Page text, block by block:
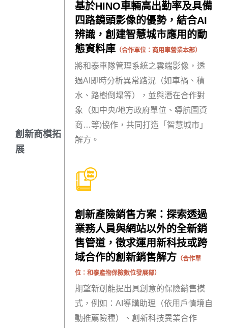
創新商模拓
展
基於HINO車輛高出勤率及具備
四路鏡頭影像的優勢，結合AI
辨識，創建智慧城市應用的動
態資料庫 （合作單位： 商用車營業本部）
將和泰車隊管理系統之雲端影像，透
過AI即時分析異常路況（如車禍、積
水、路樹倒塌等），並與潛在合作對
象（如中央/地方政府單位、導航圖資
商…等)協作，共同打造「智慧城市」
解方。
創新產險銷售方案：探索透過
業務人員與網站以外的全新銷
售管道，徵求運用新科技或跨
域合作的創新銷售解方 （合作單
位： 和泰產物保險數位發展部）
期望新創能提出具創意的保險銷售模
式，例如：AI導購助理（依用戶情境自
動推薦險種）、創新科技異業合作